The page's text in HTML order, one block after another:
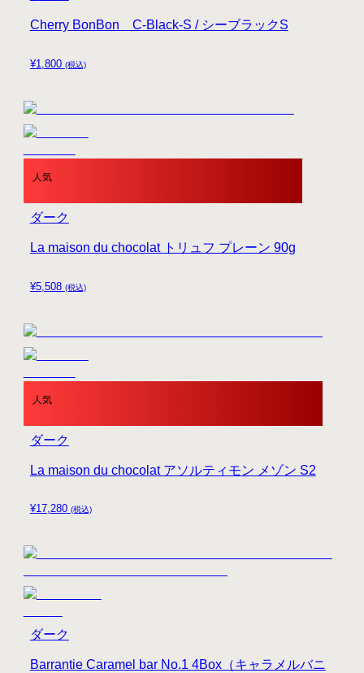
¥1,800 (税込)
Cherry BonBon C-Black-S / シーブラックS
人気
¥5,508 (税込)
La maison du chocolat トリュフ プレーン 90g
ダーク
人気
¥17,280 (税込)
La maison du chocolat アソルティモン メゾン S2
ダーク
Barrantie Caramel bar No.1 4Box（キャラメルバニ
ダーク